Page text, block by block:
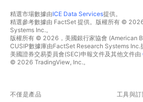
精選市場數據由ICE Data Services提供。
精選參考數據由 FactSet 提供。版權所有 ©
Systems Inc.。
版權所有 © 2026，美國銀行家協會 (American
CUSIP數據庫由FactSet Research Systems Inc.
美國證券交易委員會(SEC)申報文件及其他文件由
© 2026 TradingView, Inc.。
不僅是產品 工具與訂